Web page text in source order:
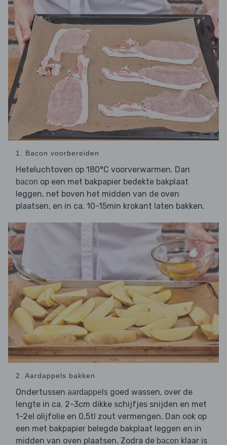
1. Bacon voorbereiden
Heteluchtoven op 180°C voorverwarmen. Dan
bacon op een met bakpapier bedekte bakplaat
leggen, net boven het midden van de oven
plaatsen, en in ca. 10-15min krokant laten bakken.
2. Aardappels bakken
Ondertussen aardappels goed wassen, over de
lengte in ca. 2-3cm dikke schijfjes snijden en met
1-2el olijfolie en 0,5tl zout vermengen. Dan ook op
een met bakpapier belegde bakplaat leggen en in
midden van oven plaatsen. Zodra de bacon klaar is